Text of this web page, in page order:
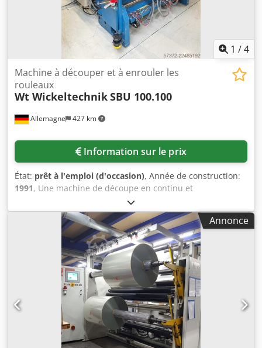
1 /4
Allemagne 427 km
Machine à découper et à enrouler les
rouleaux
Wt WickeltechnikSBU 100.100
Information sur le prix
État: prêt à l'emploi (d'occasion), Année de construction:
1991, Une machine de découpe en continu et
d’enroulement WT Wickeltechnik est proposée à la vente.
Largeur maximale du matériau : 1 100 mm, largeur
minimale de coupe : 70 mm, plage d’épaisseur du film
d’aluminium : 20 µm à 120 µm, plage d’épaisseur des
stratifiés : 20 µm à 300 µm, vitesse maximale : 600 m/min,
diamètre maximal de la bobine de déroulement :
1 300 mm, diamètre maximal de la bobine d’enroulement :
1 000 mm, force de traction maximale : 1 000 N. Une
inspection sur site est possible. Codpfx Amezrhhke Asha
Annonce